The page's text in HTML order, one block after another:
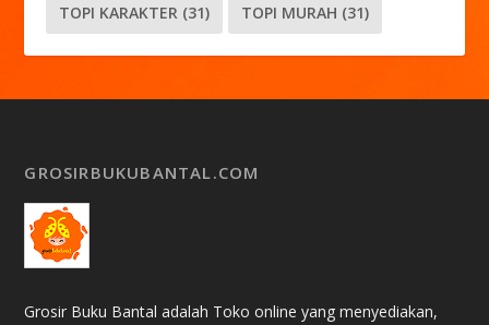
TOPI KARAKTER (31) TOPI MURAH (31)
GROSIRBUKUBANTAL.COM
Grosir Buku Bantal adalah Toko online yang menyediakan,